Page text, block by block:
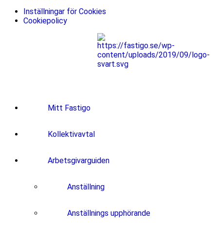
Inställningar för Cookies
Cookiepolicy
Mitt Fastigo
Kollektivavtal
Arbetsgivarguiden
Anställning
Anställnings upphörande